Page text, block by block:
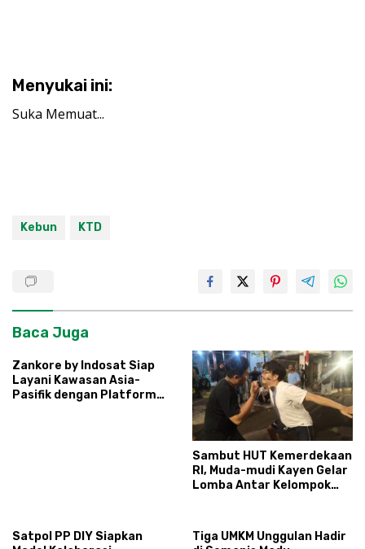
Menyukai ini:
Suka Memuat...
Kebun KTD
Baca Juga
Zankore by Indosat Siap
Layani Kawasan Asia-
Pasifik dengan Platform
Sambut HUT Kemerdekaan
RI, Muda-mudi Kayen Gelar
Lomba Antar Kelompok
Satpol PP DIY Siapkan
Tiga UMKM Unggulan Hadir